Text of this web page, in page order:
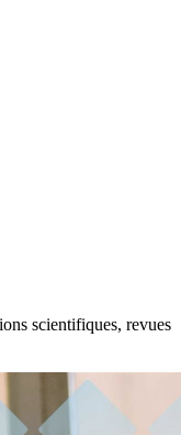
scientifiques, revues